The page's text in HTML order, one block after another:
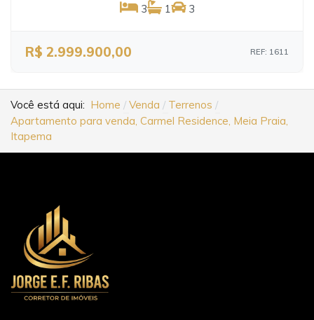
3 1 3
R$ 2.999.900,00 REF: 1611
Você está aqui: Home Venda
Terrenos
Apartamento para venda, Carmel Residence, Meia Praia,
Itapema